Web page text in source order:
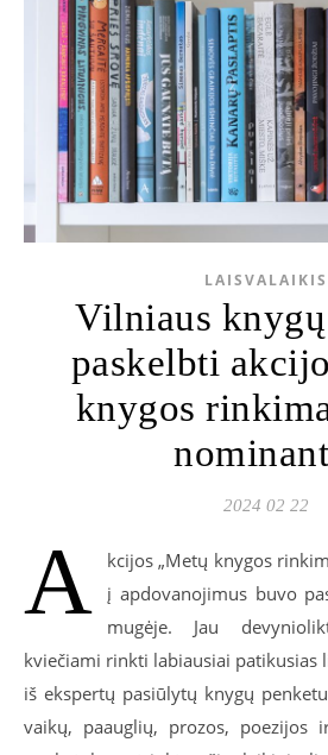
LAISVALAIKIS
Vilniaus
paskelbti
knygos
2024 02 22
A
kcijos „Metų knygos
į apdovanojimus buvo
mugėje. Jau
kviečiami rinkti labiausiai patikusias
iš ekspertų pasiūlytų knygų
vaikų, paauglių, prozos, poezijos